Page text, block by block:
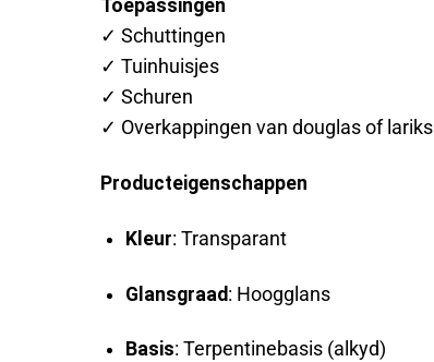
Toepassingen
✓ Schuttingen
✓ Tuinhuisjes
✓ Schuren
✓ Overkappingen van douglas of lariks
Producteigenschappen
Kleur: Transparant
Glansgraad : Hoogglans
Basis: Terpentinebasis (alkyd)